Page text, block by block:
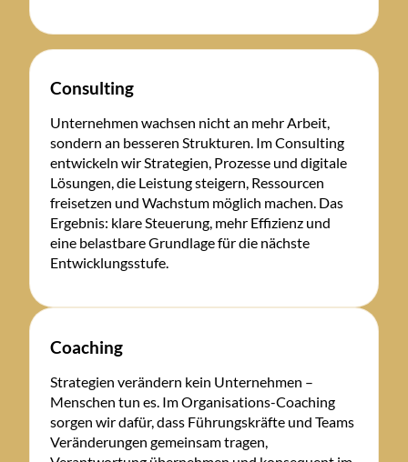
Consulting
Unternehmen wachsen nicht an mehr Arbeit,
sondern an besseren Strukturen. Im Consulting
entwickeln wir Strategien, Prozesse und digitale
Lösungen, die Leistung steigern, Ressourcen
freisetzen und Wachstum möglich machen. Das
Ergebnis: klare Steuerung, mehr Effizienz und
eine belastbare Grundlage für die nächste
Entwicklungsstufe.
Coaching
Strategien verändern kein Unternehmen –
Menschen tun es. Im Organisations-Coaching
sorgen wir dafür, dass Führungskräfte und Teams
Veränderungen gemeinsam tragen,